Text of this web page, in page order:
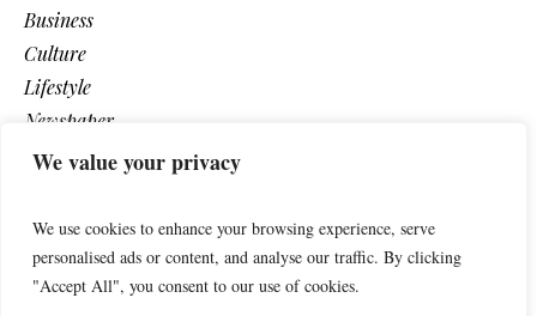
We value your privacy
We use cookies to enhance your browsing experience, serve
personalised ads or content, and analyse our traffic. By clicking
"Accept All", you consent to our use of cookies.
Business
Culture
Lifestyle
Newspaper
Photos